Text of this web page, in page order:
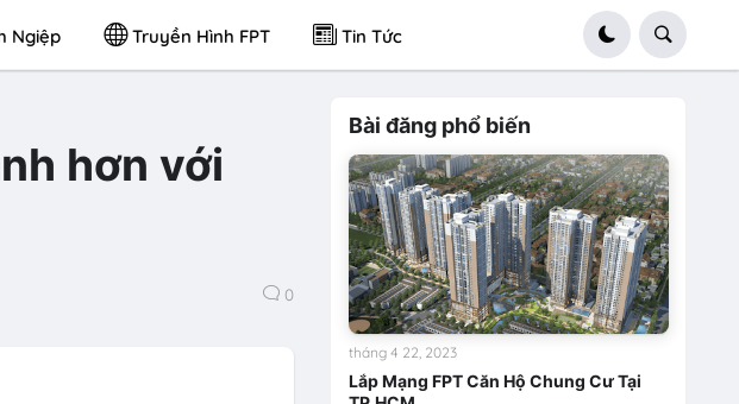
Ngiệp Truyền Hình FPT Tin Tức
hơn với
0
Bài đăng phổ biến
Lắp Mạng FPT Căn Hộ Chung Cư Tại
tháng 4 22, 2023